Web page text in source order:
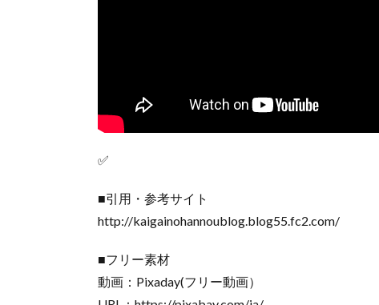
✅
■引用・参考サイト
http://kaigainohannoublog.blog55.fc2.com/
■フリー素材
動画：Pixaday(フリー動画）